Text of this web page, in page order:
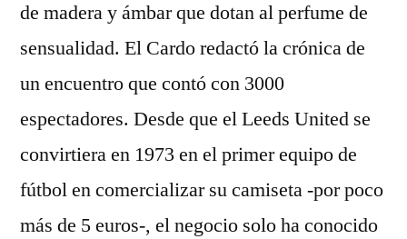
de madera y ámbar que dotan al perfume de
sensualidad. El Cardo redactó la crónica de
un encuentro que contó con 3000
espectadores. Desde que el Leeds United se
convirtiera en 1973 en el primer equipo de
fútbol en comercializar su camiseta -por poco
más de 5 euros-, el negocio solo ha conocido